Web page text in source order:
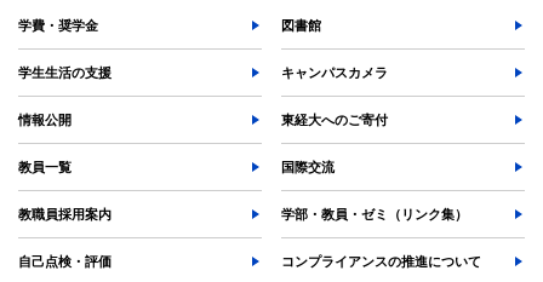
学費・奨学金 図書館
学生生活の支援 キャンパスカメラ
情報公開 東経大へのご寄付
教員一覧 国際交流
教職員採用案内 学部・教員・ゼミ（リンク集）
自己点検・評価 コンプライアンスの推進について